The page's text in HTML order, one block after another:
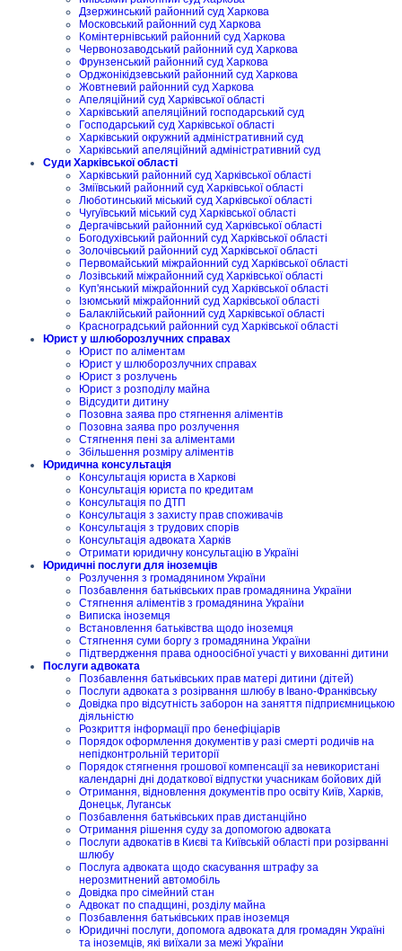
Дзержинський районний суд Харкова
Московський районний суд Харкова
Комінтернівський районний суд Харкова
Червонозаводський районний суд Харкова
Фрунзенський районний суд Харкова
Орджонікідзевський районний суд Харкова
Жовтневий районний суд Харкова
Апеляційний суд Харківської області
Харківський апеляційний господарський суд
Господарський суд Харківської області
Харківський окружний адміністративний суд
Харківський апеляційний адміністративний суд
Суди Харківської області
Харківський районний суд Харківської області
Зміївський районний суд Харківської області
Люботинський міський суд Харківської області
Чугуївський міський суд Харківської області
Дергачівський районний суд Харківської області
Богодухівський районний суд Харківської області
Золочівський районний суд Харківської області
Первомайський міжрайонний суд Харківської області
Лозівський міжрайонний суд Харківської області
Куп'янський міжрайонний суд Харківської області
Ізюмський міжрайонний суд Харківської області
Балаклійський районний суд Харківської області
Красноградський районний суд Харківської області
Юрист у шлюборозлучних справах
Юрист по аліментам
Юрист у шлюборозлучних справах
Юрист з розлучень
Юрист з розподілу майна
Відсудити дитину
Позовна заява про стягнення аліментів
Позовна заява про розлучення
Стягнення пені за аліментами
Збільшення розміру аліментів
Юридична консультація
Консультація юриста в Харкові
Консультація юриста по кредитам
Консультація по ДТП
Консультація з захисту прав споживачів
Консультація з трудових спорів
Консультація адвоката Харків
Отримати юридичну консультацію в Україні
Юридичні послуги для іноземців
Розлучення з громадянином України
Позбавлення батьківських прав громадянина України
Стягнення аліментів з громадянина України
Виписка іноземця
Встановлення батьківства щодо іноземця
Стягнення суми боргу з громадянина України
Підтвердження права одноосібної участі у вихованні дитини
Послуги адвоката
Позбавлення батьківських прав матері дитини (дітей)
Послуги адвоката з розірвання шлюбу в Івано-Франківську
Довідка про відсутність заборон на заняття підприємницькою
діяльністю
Розкриття інформації про бенефіціарів
Порядок оформлення документів у разі смерті родичів на
непідконтрольній території
Порядок стягнення грошової компенсації за невикористані
календарні дні додаткової відпустки учасникам бойових дій
Отримання, відновлення документів про освіту Київ, Харків,
Донецьк, Луганськ
Позбавлення батьківських прав дистанційно
Отримання рішення суду за допомогою адвоката
Послуги адвокатів в Києві та Київській області при розірванні
шлюбу
Послуга адвоката щодо скасування штрафу за
нерозмитнений автомобіль
Довідка про сімейний стан
Адвокат по спадщині, розділу майна
Позбавлення батьківських прав іноземця
Юридичні послуги, допомога адвоката для громадян Україні
та іноземців, які виїхали за межі України